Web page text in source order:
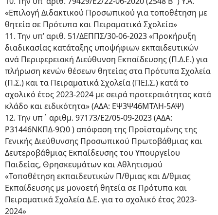
«Επιλογή Διδακτικού Προσωπικού για τοποθέτηση με
θητεία σε Πρότυπα και Πειραματικά Σχολεία»
11. Την υπ’ αριθ. 51/ΔΕΠΠΣ/30-06-2023 «Προκήρυξη
διαδικασίας κατάταξης υποψήφιων εκπαιδευτικών
ανά Περιφερειακή Διεύθυνση Εκπαίδευσης (Π.Δ.Ε.) για
πλήρωση κενών θέσεων θητείας στα Πρότυπα Σχολεία
(Π.Σ.) και τα Πειραματικά Σχολεία (ΠΕΙ.Σ.) κατά το
σχολικό έτος 2023-2024 με σειρά προτεραιότητας κατά
κλάδο και ειδικότητα» (ΑΔΑ: ΕΨ3Ψ46ΜΤΛΗ-5ΑΨ)
12. Την υπ΄ αριθμ. 97173/Ε2/05-09-2023 (ΑΔΑ:
Ρ31446ΝΚΠΔ-9Ω0 ) απόφαση της Προϊσταμένης της
Γενικής Διεύθυνσης Προσωπικού Πρωτοβάθμιας και
Δευτεροβάθμιας Εκπαίδευσης του Υπουργείου
Παιδείας, Θρησκευμάτων και Αθλητισμού
«Τοποθέτηση εκπαιδευτικών Π/θμιας και Δ/θμιας
Εκπαίδευσης με μονοετή θητεία σε Πρότυπα και
Πειραματικά Σχολεία Δ.Ε. για το σχολικό έτος 2023-
2024»